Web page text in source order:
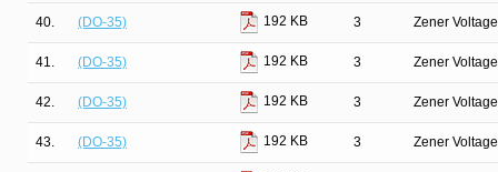
40. (DO-35) 192 KB 3 Zener
41. (DO-35) 192 KB 3 Zener
42. (DO-35) 192 KB 3 Zener
43. (DO-35) 192 KB 3 Zener